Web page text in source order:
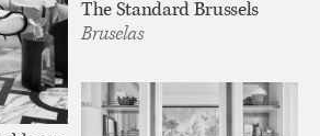
The Standard Brussels
Bruselas